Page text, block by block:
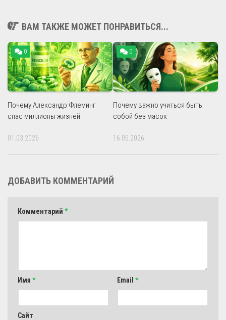
ВАМ ТАКЖЕ МОЖЕТ ПОНРАВИТЬСЯ...
0
Почему Александр Флеминг
спас миллионы жизней
01.03.2026
0
Почему важно учиться быть
собой без масок
16.05.2026
ДОБАВИТЬ КОММЕНТАРИЙ
Комментарий *
Имя * Email *
Сайт